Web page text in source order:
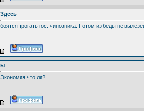
Здесь
боятся трогать гос. чиновника. Потом из беды не
ы
Экономия что ли?